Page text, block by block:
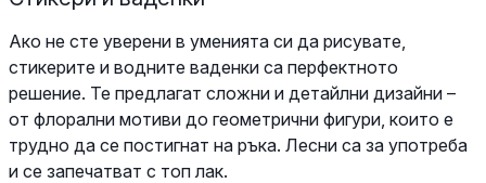
Ако не сте уверени в уменията си да рисувате,
стикерите и водните ваденки са перфектното
решение. Те предлагат сложни и детайлни дизайни –
от флорални мотиви до геометрични фигури, които е
трудно да се постигнат на ръка. Лесни са за употреба
и се запечатват с топ лак.